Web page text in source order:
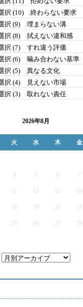
択 (10) 終わらない要求
択 (9) 埋まらない溝
択 (8) 拭えない違和感
択 (7) すれ違う評価
択 (6) 噛み合わない基準
択 (5) 異なる文化
択 (4) 見えない市場
択 (3) 取れない責任
2026年8月
火 水 木 金
4 5 6 7
12 13 14
19 20 21
25 26 27 28